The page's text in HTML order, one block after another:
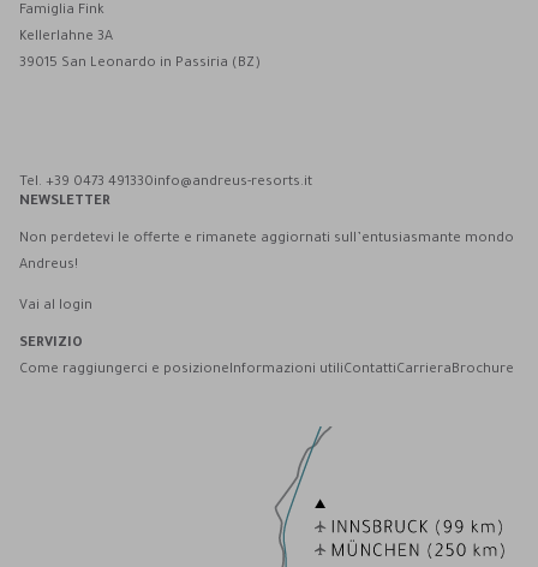
Famiglia Fink
Kellerlahne 3A
39015 San Leonardo in Passiria (BZ)
Tel. +39 0473 491330info@andreus-resorts.it
NEWSLETTER
Non perdetevi le offerte e rimanete aggiornati sull’entusiasmante mondo
Andreus!
Vai al login
SERVIZIO
Come raggiungerci e posizioneInformazioni utiliContattiCarrieraBrochure